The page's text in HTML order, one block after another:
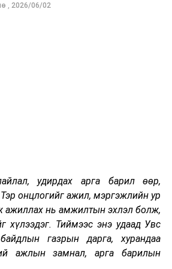
төрийн яамдын Төрийн нарийн
эрх, эрх чөлөөг хаан боогдуулж
боломжгүй юм.
сэргийлэх, иргэдийг худал, ташаа
хэмээх халхавчийн цаана
иргэдээс нуух, цензурдэх, эх
хариуцлагаар айлган сүрдүүлэх,
, 2026/06/02
удирдах арга барил өөр,
онцлогийг ажил, мэргэжлийн ур
ажиллах нь амжилтын эхлэл болж,
хүлээдэг. Тиймээс энэ удаад Увс
газрын дарга, хурандаа
ажлын замнал, арга барилын